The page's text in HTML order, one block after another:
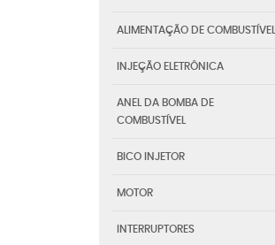
ALIMENTAÇÃO DE COMBUSTÍVEL
INJEÇÃO ELETRÔNICA
ANEL DA BOMBA DE
COMBUSTÍVEL
BICO INJETOR
MOTOR
INTERRUPTORES